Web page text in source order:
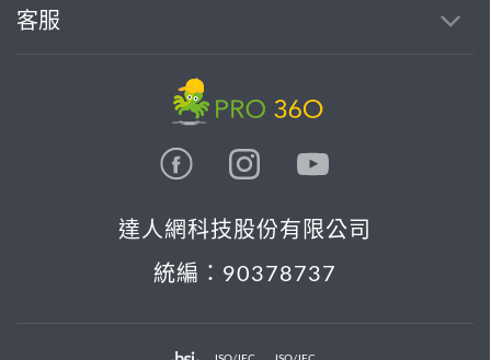
客服
達人網科技股份有限公司
統編：90378737